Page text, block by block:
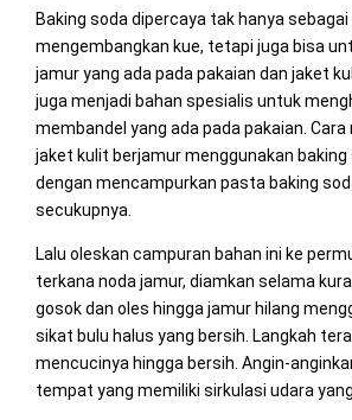
Baking soda dipercaya tak hanya
mengembangkan kue, tetapi juga bisa
jamur yang ada pada pakaian dan jaket
juga menjadi bahan spesialis untuk
membandel yang ada pada pakaian.
jaket kulit berjamur menggunakan baking
dengan mencampurkan pasta baking
secukupnya.
Lalu oleskan campuran bahan ini ke
terkana noda jamur, diamkan selama
gosok dan oles hingga jamur hilang
sikat bulu halus yang bersih. Langkah
mencucinya hingga bersih. Angin-
tempat yang memiliki sirkulasi udara